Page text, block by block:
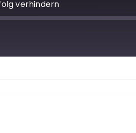
verhindern